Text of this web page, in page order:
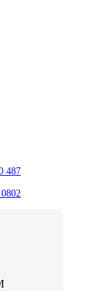
487